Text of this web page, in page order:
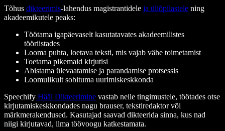
Tõhus dikteerimis-lahendus magistrantidele ja üliõpilastele ning
akadeemikutele peaks:
Töötama igapäevaselt kasutatavates akadeemilistes
tööriistades
Looma puhta, loetava teksti, mis vajab vähe toimetamist
Toetama pikemaid kirjutisi
Abistama ülevaatamise ja parandamise protsessis
Loomulikult sobituma uurimiskeskkonda
Speechify Hääl Dikteerimine vastab neile tingimustele, töötades otse
kirjutamiskeskkondades nagu brauser, tekstiredaktor või
märkmerakendused. Kasutajad saavad dikteerida sinna, kus nad
niigi kirjutavad, ilma töövoogu katkestamata.